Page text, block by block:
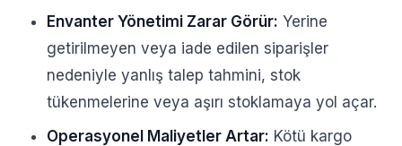
Envanter Yönetimi Zarar Görür: Yerine
getirilmeyen veya iade edilen siparişler
nedeniyle yanlış talep tahmini, stok
tükenmelerine veya aşırı stoklamaya yol açar.
Operasyonel Maliyetler Artar: Kötü kargo